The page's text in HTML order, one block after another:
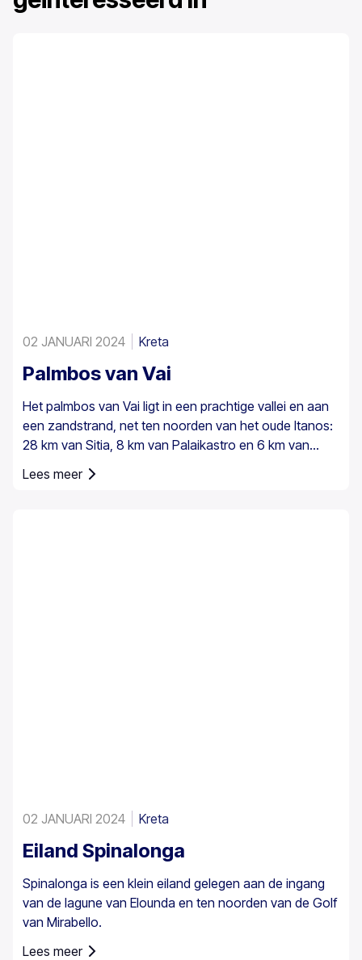
02 JANUARI 2024 Kreta
Palmbos van Vai
Het palmbos van Vai ligt in een prachtige vallei en aan
een zandstrand, net ten noorden van het oude Itanos:
28 km van Sitia, 8 km van Palaikastro en 6 km van
Toplou via hun respectieve wegen. Het beslaat 200
stremmata (50 acres) en bestaat uit inheemse
Lees meer
02 JANUARI 2024 Kreta
Eiland Spinalonga
Spinalonga is een klein eiland gelegen aan de ingang
van de lagune van Elounda en ten noorden van de Golf
van Mirabello.
Lees meer